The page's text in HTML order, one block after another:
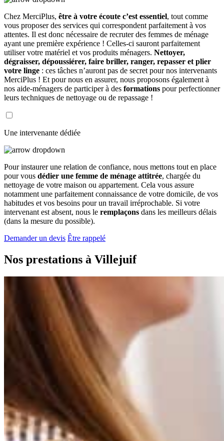
Chez MerciPlus, être à votre écoute c’est essentiel, tout comme
vous proposer des services qui correspondent parfaitement à vos
attentes. Il est donc nécessaire de recruter des femmes de ménage
ayant une première expérience ! Celles-ci sauront parfaitement
utiliser votre matériel et vos produits ménagers. Nettoyer,
dégraisser, dépoussiérer, faire briller, ranger, repasser et plier
votre linge : ces tâches n’auront pas de secret pour nos intervenants
MerciPlus ! Et pour nous en assurer, nous proposons également à
nos aide-ménagers de participer à des formations pour perfectionner
leurs techniques de nettoyage ou de repassage !
Une intervenante dédiée
Pour instaurer une relation de confiance, nous mettons tout en place
pour vous dédier une femme de ménage attitrée, chargée du
nettoyage de votre maison ou appartement. Cela vous assure
notamment une parfaitement connaissance de votre domicile, de vos
habitudes et vos besoins pour un travail irréprochable. Si votre
intervenant est absent, nous le remplaçons dans les meilleurs délais
(dans la mesure du possible).
Demander un devis Être rappelé
Nos prestations à Villejuif